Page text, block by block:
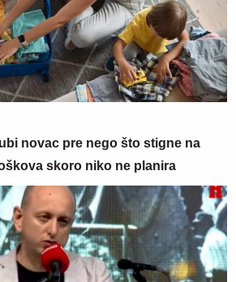
novac pre nego što stigne na
skoro niko ne planira